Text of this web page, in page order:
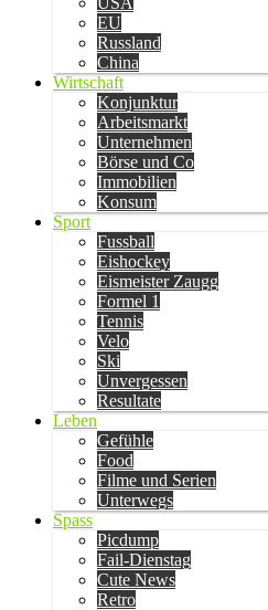
EU
Russland
China
Wirtschaft
Konjunktur
Arbeitsmarkt
Unternehmen
Börse und Co
Immobilien
Konsum
Sport
Fussball
Eishockey
Eismeister Zaugg
Formel 1
Tennis
Velo
Ski
Unvergessen
Resultate
Leben
Gefühle
Food
Filme und Serien
Unterwegs
Spass
Picdump
Fail-Dienstag
Cute News
Retro